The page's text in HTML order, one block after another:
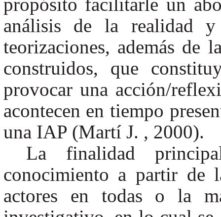
análisis de la realidad
teorizaciones, además de
construidos, que
provocar una acción/
acontecen en tiempo
una IAP (Martí J. , 2000).
La finalidad
conocimiento a partir de
actores en todas o la